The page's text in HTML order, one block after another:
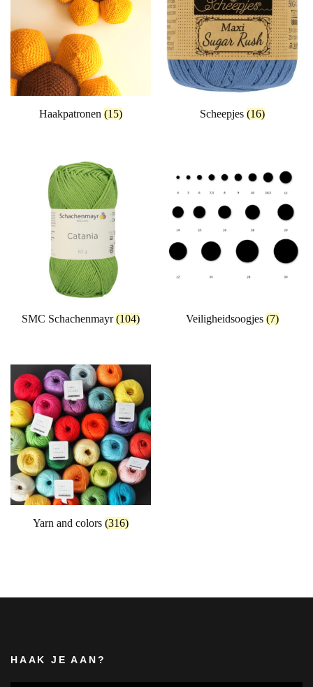
Haakpatronen (15) Scheepjes(16)
SMC Schachenmayr(104) Veiligheidsoogjes(7)
Yarn and colors (316)
HAAK JE AAN?